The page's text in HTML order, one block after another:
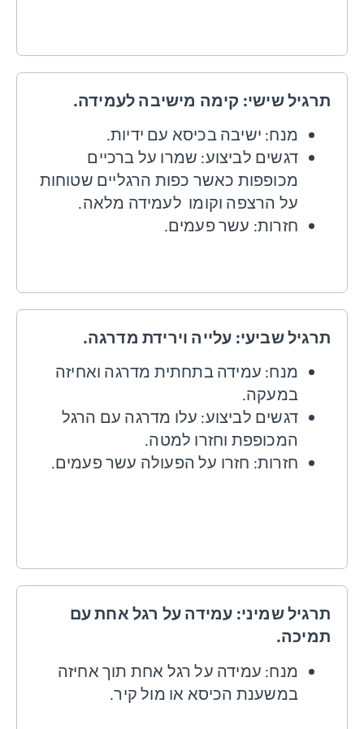
תרגיל שישי: קימה מישיבה לעמידה.
מנח: ישיבה בכיסא עם ידיות.
דגשים לביצוע: שמרו על ברכיים
מכופפות כאשר כפות הרגליים שטוחות
על הרצפה וקומו לעמידה מלאה.
חזרות: עשר פעמים.
תרגיל שביעי: עלייה וירידת מדרגה.
מנח: עמידה בתחתית מדרגה ואחיזה
במעקה.
דגשים לביצוע: עלו מדרגה עם הרגל
המכופפת וחזרו למטה.
חזרות: חזרו על הפעולה עשר פעמים.
תרגיל שמיני: עמידה על רגל אחת עם
תמיכה.
מנח: עמידה על רגל אחת תוך אחיזה
במשענת הכיסא או מול קיר.